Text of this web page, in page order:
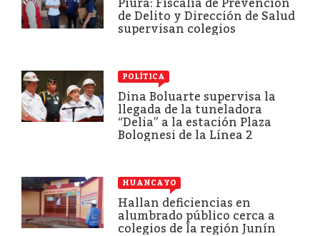
Piura: Fiscalía de Prevención
de Delito y Dirección de Salud
supervisan colegios
POLÍTICA
Dina Boluarte supervisa la
llegada de la tuneladora
“Delia” a la estación Plaza
Bolognesi de la Línea 2
HUANCAYO
Hallan deficiencias en
alumbrado público cerca a
colegios de la región Junín